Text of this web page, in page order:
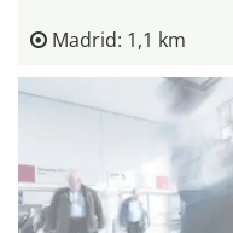
Madrid: 1,1 km